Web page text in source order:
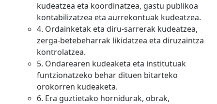
kudeatzea eta koordinatzea, gastu publikoa
kontabilizatzea eta aurrekontuak kudeatzea.
4. Ordainketak eta diru-sarrerak kudeatzea,
zerga-betebeharrak likidatzea eta diruzaintza
kontrolatzea.
5. Ondarearen kudeaketa eta institutuak
funtzionatzeko behar dituen bitarteko
orokorren kudeaketa.
6. Era guztietako hornidurak, obrak,